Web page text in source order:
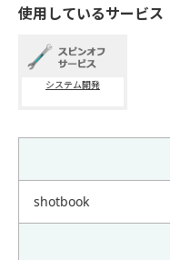
使用しているサービス
システム開発
shotbook